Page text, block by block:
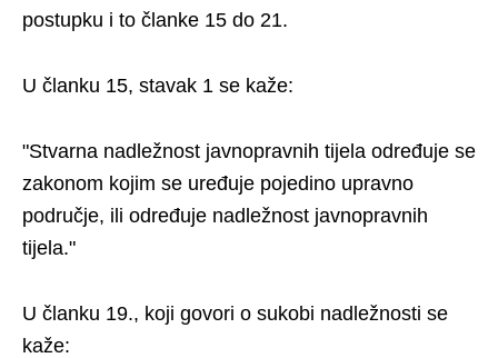
postupku i to članke 15 do 21.
U članku 15, stavak 1 se kaže:
"Stvarna nadležnost javnopravnih tijela određuje se
zakonom kojim se uređuje pojedino upravno
područje, ili određuje nadležnost javnopravnih
tijela."
U članku 19., koji govori o sukobi nadležnosti se
kaže: